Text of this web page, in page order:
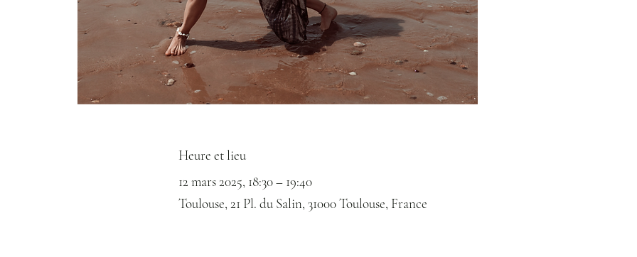
Heure et lieu
12 mars 2025, 18:30 – 19:40
Toulouse, 21 Pl. du Salin, 31000 Toulouse, France